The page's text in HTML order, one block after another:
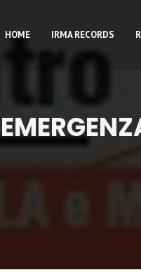
HOME IRMA RECORDS